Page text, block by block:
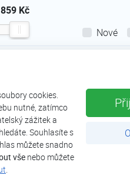
cookies.
nutné, zatímco
zážitek a
Souhlasíte s
můžete snadno
vše nebo můžete
Kč
Nové